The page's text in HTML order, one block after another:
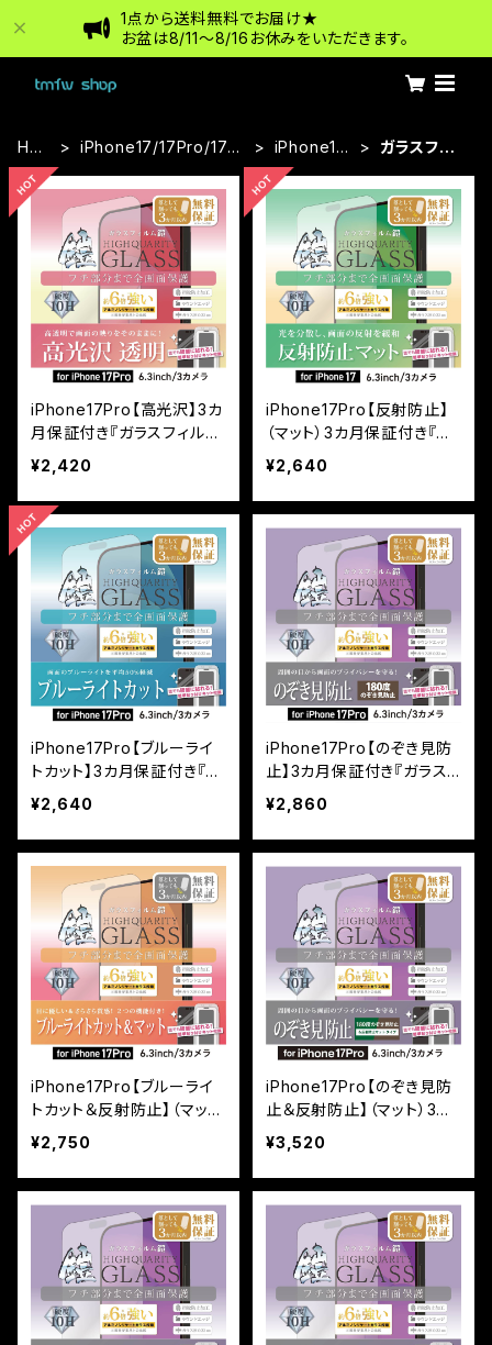
1点から送料無料でお届け★
お盆は8/11〜8/16お休みをいただきます。
HO
ME
iPhone17/17Pro/17pr
iPhone17
Pro
ガラスフィ
iPhone17Pro【高光沢】3カ
月保証付き『ガラスフィルム
鎧』全面フルカバー（黒フチ
タイプ）＜貼り付けキット付
き＞
¥2,420
iPhone17Pro【反射防止】
（マット）3カ月保証付き『ガ
ラスフィルム鎧』全面フルカ
バー（黒フチタイプ） ＜貼り
付けキット付き＞
¥2,640
iPhone17Pro【ブルーライ
トカット】3カ月保証付き『ガ
ラスフィルム鎧』全面フルカ
バー（黒フチタイプ） ＜貼り
付けキット付き＞
¥2,640
iPhone17Pro【のぞき見防
止】3カ月保証付き『ガラス
フィルム鎧』全面フルカバー
（黒フチタイプ） ＜貼り付け
キット付き＞
¥2,860
iPhone17Pro【ブルーライ
トカット＆反射防止】（マッ
ト）3カ月保証付き『ガラスフ
ィルム鎧』全面フルカバー
（黒フチタイプ）＜貼り付け
キット付き＞
¥2,750
iPhone17Pro【のぞき見防
止＆反射防止】（マット）3カ
月保証付き『ガラスフィルム
鎧』全面フルカバー（黒フチ
タイプ）＜貼り付けキット付
き＞
¥3,520